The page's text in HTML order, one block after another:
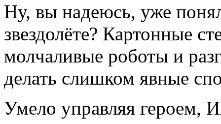
Ну, вы надеюсь, уже
звездолёте? Картонные
молчаливые роботы и
делать слишком явные
Умело управляя героем,